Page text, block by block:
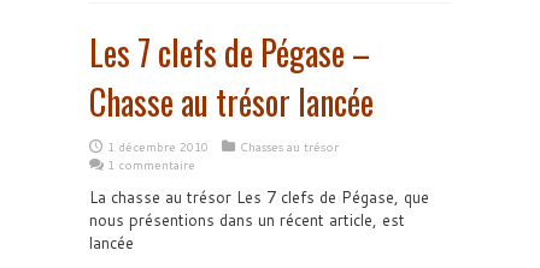
Les 7 clefs de Pégase –
Chasse au trésor lancée
1 décembre 2010
Chasses au trésor
1 commentaire
La chasse au trésor Les 7 clefs de Pégase, que
nous présentions dans un récent article, est
lancée